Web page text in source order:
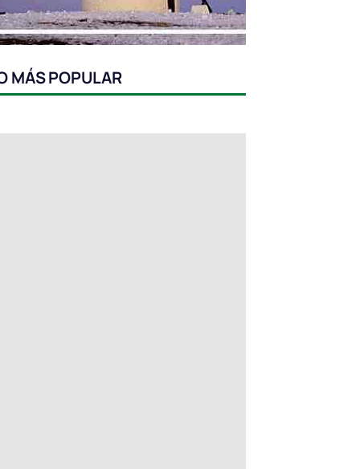
MÁS POPULAR